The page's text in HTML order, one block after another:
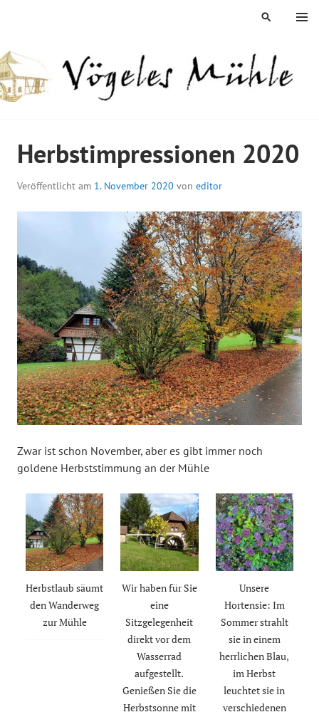
MENÜ
SUCHEN
Herbstimpressionen 2020
Veröffentlicht am 1. November 2020 von editor
Zwar ist schon November, aber es gibt immer noch
goldene Herbststimmung an der Mühle
Herbstlaub säumt
den Wanderweg
zur Mühle
Wir haben für Sie
eine
Sitzgelegenheit
direkt vor dem
Wasserrad
aufgestellt.
Genießen Sie die
Herbstsonne mit
Unsere
Hortensie: Im
Sommer strahlt
sie in einem
herrlichen Blau,
im Herbst
leuchtet sie in
verschiedenen